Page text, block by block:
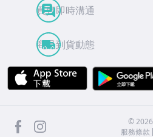
買賣即時溝通
商品到貨動態
APP Store
facebook ©2026
服務條款